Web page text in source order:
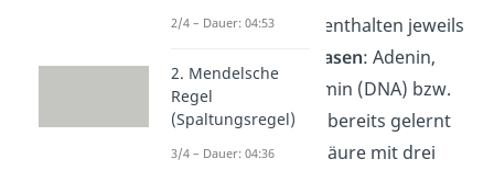
Die DNA und mRNA enthalten jeweils
vier verschiedene Basen: Adenin,
Guanin, Cytosin Thymin (DNA) bzw.
Uracil (RNA). Wie du bereits gelernt
hast, ist eine Aminosäure mit drei
2/4 – Dauer: 04:53
2. Mendelsche
Regel
(Spaltungsregel)
3/4 – Dauer: 04:36